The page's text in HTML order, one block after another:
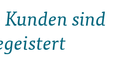
Kunden sind